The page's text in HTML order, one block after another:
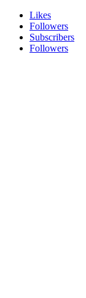
Likes
Followers
Subscribers
Followers